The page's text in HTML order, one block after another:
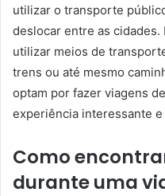
utilizar o transporte
deslocar entre as cidades.
utilizar meios de
trens ou até mesmo
optam por fazer viagens
experiência interessante e
Como
durante uma